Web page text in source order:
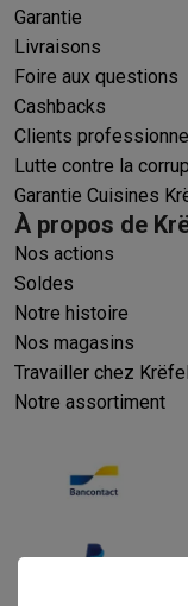
Garantie
Livraisons
Foire aux questions
Cashbacks
Clients
Lutte contre la
Garantie Cuisines
À propos de
Nos actions
Soldes
Notre histoire
Nos magasins
Travailler chez Krëfel
Notre assortiment